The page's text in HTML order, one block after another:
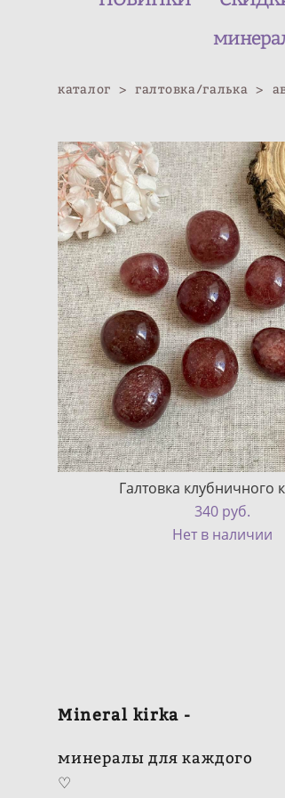
каталог > галтовка/галька >
Галтовка клубничного
340 pуб.
Нет в наличии
Mineral kirka -
минералы для каждого
♡